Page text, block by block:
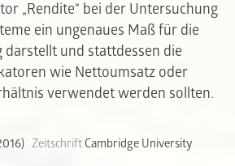
„Rendite“ bei der Untersuchung
ein ungenaues Maß für die
darstellt und stattdessen die
wie Nettoumsatz oder
verwendet werden sollten.
Zeitschrift Cambridge University